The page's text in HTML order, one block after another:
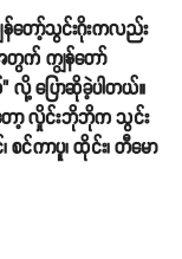
တော့်သွင်းဂိုးကလည်း
တွက် ကျွန်တော်
ပြောဆိုခဲ့ပါတယ်။
ော့ လှိုင်းဘိုဘိုက သွင်း
င်ကာပူ၊ ထိုင်း၊ တီမော